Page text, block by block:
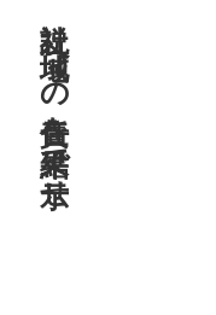
社説 地域への責任を結果で示せ